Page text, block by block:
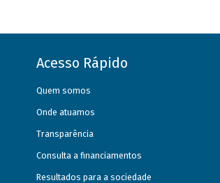
Acesso Rápido
Quem somos
Onde atuamos
Transparência
Consulta a financiamentos
Resultados para a sociedade